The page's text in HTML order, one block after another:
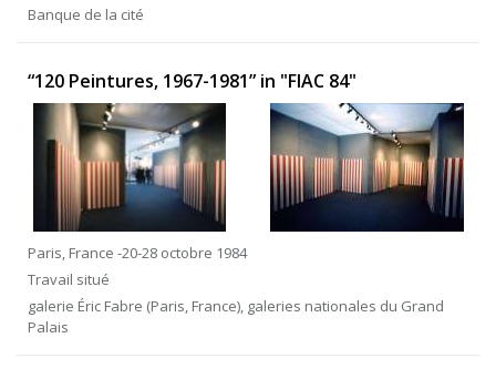
Banque de la cité
“120 Peintures, 1967-1981” in "FIAC 84"
Paris, France -20-28 octobre 1984
Travail situé
galerie Éric Fabre (Paris, France), galeries nationales du Grand
Palais